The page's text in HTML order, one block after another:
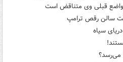
مواضع قبلی وی متناقض است
سالن رقص ترامپ
سیاه
می‌رسد؟